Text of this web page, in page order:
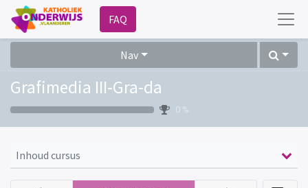
FAQ
Nav
Grafimedia III-Gra-da
0 %
Inhoud cursus